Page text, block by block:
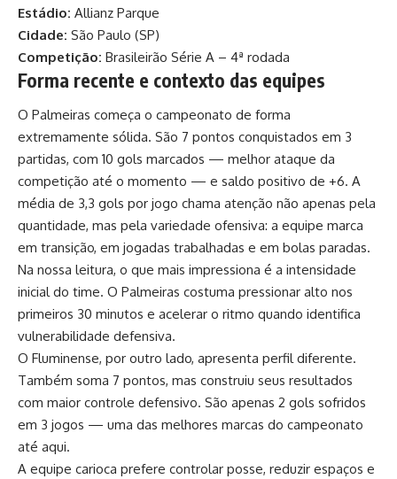
Estádio: Allianz Parque
Cidade: São Paulo (SP)
Competição: Brasileirão Série A – 4ª rodada
Forma recente e contexto das equipes
O Palmeiras começa o campeonato de forma
extremamente sólida. São 7 pontos conquistados em 3
partidas, com 10 gols marcados — melhor ataque da
competição até o momento — e saldo positivo de +6. A
média de 3,3 gols por jogo chama atenção não apenas pela
quantidade, mas pela variedade ofensiva: a equipe marca
em transição, em jogadas trabalhadas e em bolas paradas.
Na nossa leitura, o que mais impressiona é a intensidade
inicial do time. O Palmeiras costuma pressionar alto nos
primeiros 30 minutos e acelerar o ritmo quando identifica
vulnerabilidade defensiva.
O Fluminense, por outro lado, apresenta perfil diferente.
Também soma 7 pontos, mas construiu seus resultados
com maior controle defensivo. São apenas 2 gols sofridos
em 3 jogos — uma das melhores marcas do campeonato
até aqui.
A equipe carioca prefere controlar posse, reduzir espaços e